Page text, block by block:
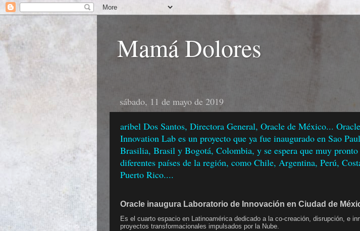
Mamá Dolores
sábado, 11 de mayo de 2019
aribel Dos Santos, Directora General, Oracle de México...
Innovation Lab es un proyecto que ya fue inaugurado en Sao
Brasilia, Brasil y Bogotá, Colombia, y se espera que muy
diferentes países de la región, como Chile, Argentina, Perú,
Puerto Rico....
Oracle inaugura Laboratorio de Innovación en Ciudad de
Es el cuarto espacio en Latinoamérica dedicado a la co-creación, disrupción, e
proyectos transformacionales impulsados por la Nube.